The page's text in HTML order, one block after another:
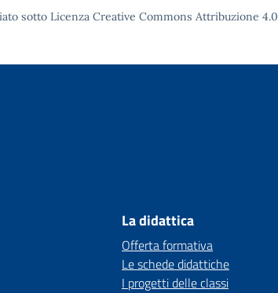
sotto Licenza Creative Commons Attribuzione 4.0
La didattica
Offerta formativa
Le schede didattiche
I progetti delle classi